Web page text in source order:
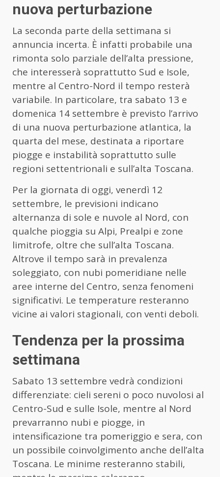
nuova perturbazione
La seconda parte della settimana si
annuncia incerta. È infatti probabile una
rimonta solo parziale dell’alta pressione,
che interesserà soprattutto Sud e Isole,
mentre al Centro-Nord il tempo resterà
variabile. In particolare, tra sabato 13 e
domenica 14 settembre è previsto l’arrivo
di una nuova perturbazione atlantica, la
quarta del mese, destinata a riportare
piogge e instabilità soprattutto sulle
regioni settentrionali e sull’alta Toscana.
Per la giornata di oggi, venerdì 12
settembre, le previsioni indicano
alternanza di sole e nuvole al Nord, con
qualche pioggia su Alpi, Prealpi e zone
limitrofe, oltre che sull’alta Toscana.
Altrove il tempo sarà in prevalenza
soleggiato, con nubi pomeridiane nelle
aree interne del Centro, senza fenomeni
significativi. Le temperature resteranno
vicine ai valori stagionali, con venti deboli.
Tendenza per la prossima
settimana
Sabato 13 settembre vedrà condizioni
differenziate: cieli sereni o poco nuvolosi al
Centro-Sud e sulle Isole, mentre al Nord
prevarranno nubi e piogge, in
intensificazione tra pomeriggio e sera, con
un possibile coinvolgimento anche dell’alta
Toscana. Le minime resteranno stabili,